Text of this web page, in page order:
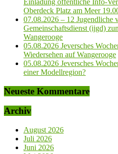
Einladung öffentliche Info-
Oberdeck Platz am Meer
07.08.2026 – 12 Jugendliche
Gemeinschaftsdienst (ijgd)
Wangerooge
05.08.2026 Jeversches
Wiedersehen auf Wangerooge
05.08.2026 Jeversches
einer Modellregion?
Neueste Kommentare
Archiv
August 2026
Juli 2026
Juni 2026